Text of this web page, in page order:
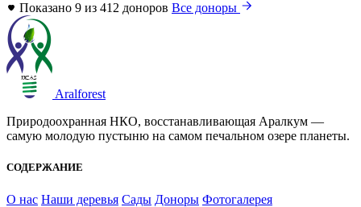
Показано 9 из 412 доноров Все доноры
Aralforest
Природоохранная НКО, восстанавливающая Аралкум —
самую молодую пустыню на самом печальном озере планеты.
СОДЕРЖАНИЕ
О нас Наши деревья Сады Доноры Фотогалерея